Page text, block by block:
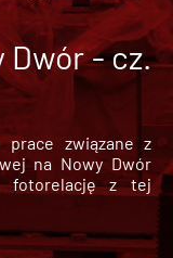
Dwór - cz.
prace związane z
na Nowy Dwór
fotorelację z tej